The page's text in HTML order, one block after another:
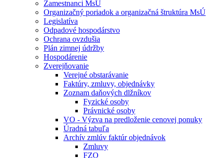
Zamestnanci MsÚ
Organizačný poriadok a organizačná štruktúra MsÚ
Legislatíva
Odpadové hospodárstvo
Ochrana ovzdušia
Plán zimnej údržby
Hospodárenie
Zverejňovanie
Verejné obstarávanie
Faktúry, zmluvy, objednávky
Zoznam daňových dlžníkov
Fyzické osoby
Právnické osoby
VO - Výzva na predloženie cenovej ponuky
Úradná tabuľa
Archív zmlúv faktúr objednávok
Zmluvy
FZO